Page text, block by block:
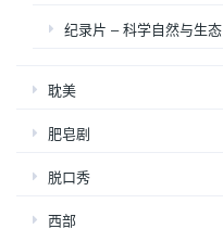
纪录片 – 科学自然与生态
耽美
肥皂剧
脱口秀
西部